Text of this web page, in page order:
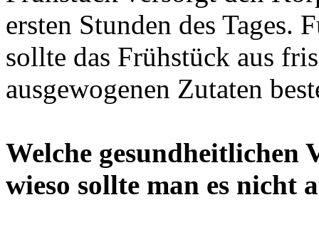
ersten Stunden des Tages.
sollte das Frühstück aus
ausgewogenen Zutaten
Welche gesundheitlichen
wieso sollte man es nicht